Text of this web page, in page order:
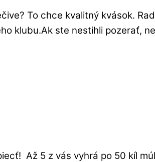
To chce kvalitný kvások.
klubu.Ak ste nestihli pozerať,
Až 5 z vás vyhrá po 50 kíl